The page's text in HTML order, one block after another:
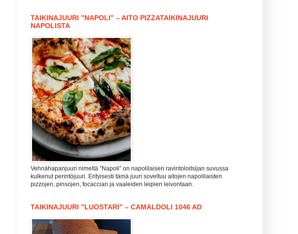
TAIKINAJUURI ”NAPOLI” – AITO PIZZATAIKINAJUURI
NAPOLISTA
Vehnähapanjuuri nimeltä ”Napoli” on napolilaisen ravintoloitsijan suvussa
kulkenut perintöjuuri. Erityisesti tämä juuri soveltuu aitojen napolilaisten
pizzojen, pinsojen, focaccian ja vaaleiden leipien leivontaan.
TAIKINAJUURI ”LUOSTARI” – CAMALDOLI 1046 AD